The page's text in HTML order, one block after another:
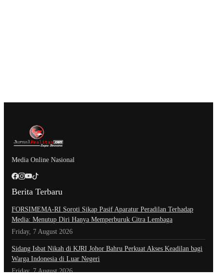
Media Online Nasional
Berita Terbaru
​FORSIMEMA-RI Soroti Sikap Pasif Aparatur Peradilan Terhadap
Media: Menutup Diri Hanya Memperburuk Citra Lembaga
Friday, 7 August 2026
Sidang Isbat Nikah di KJRI Johor Bahru Perkuat Akses Keadilan bagi
Warga Indonesia di Luar Negeri
Friday, 7 August 2026